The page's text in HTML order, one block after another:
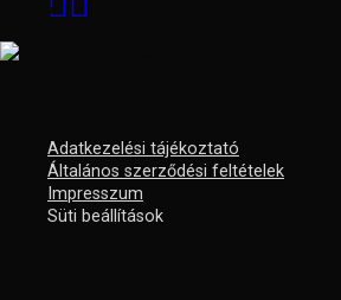
Adatkezelési tájékoztató
Általános szerződési feltételek
Impresszum
Süti beállítások